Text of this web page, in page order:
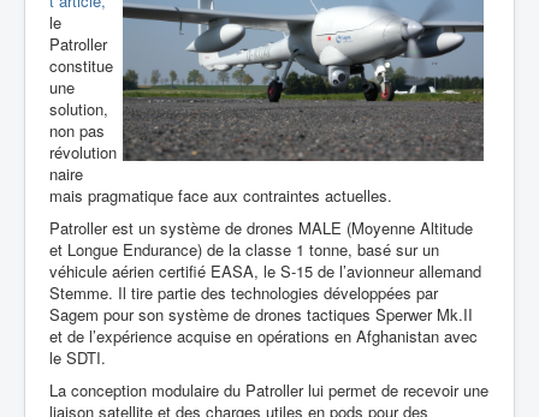
le
Patroller
constitue
une
solution,
non pas
révolution
naire
mais pragmatique face aux contraintes actuelles.
Patroller est un système de drones MALE (Moyenne Altitude
et Longue Endurance) de la classe 1 tonne, basé sur un
véhicule aérien certifié EASA, le S-15 de l’avionneur allemand
Stemme. Il tire partie des technologies développées par
Sagem pour son système de drones tactiques Sperwer Mk.II
et de l’expérience acquise en opérations en Afghanistan avec
le SDTI.
La conception modulaire du Patroller lui permet de recevoir une
liaison satellite et des charges utiles en pods pour des